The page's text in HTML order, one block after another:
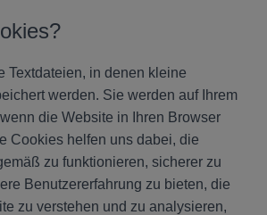
Textdateien, in denen kleine
werden. Sie werden auf Ihrem
die Website in Ihren Browser
Cookies helfen uns dabei, die
zu funktionieren, sicherer zu
Benutzererfahrung zu bieten, die
zu verstehen und zu analysieren,